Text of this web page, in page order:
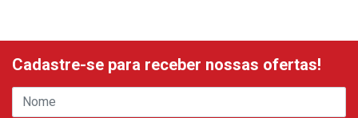
Cadastre-se para receber nossas ofertas!